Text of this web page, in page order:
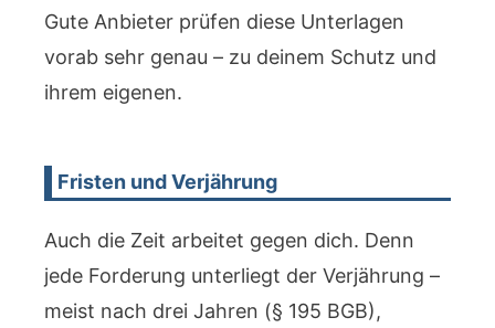
Gute Anbieter prüfen diese Unterlagen
vorab sehr genau – zu deinem Schutz und
ihrem eigenen.
Fristen und Verjährung
Auch die Zeit arbeitet gegen dich. Denn
jede Forderung unterliegt der Verjährung –
meist nach drei Jahren (§ 195 BGB),